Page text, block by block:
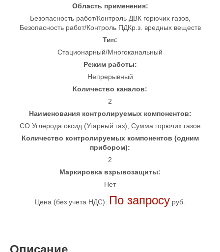
Область применения:
Безопасность работ/Контроль ДВК горючих газов,
Безопасность работ/Контроль ПДКр.з. вредных веществ
Тип:
Стационарный/Многоканальный
Режим работы:
Непрерывный
Количество каналов:
2
Наименования контролируемых компонентов:
CO Углерода оксид (Угарный газ), Сумма горючих газов
Количество контролируемых компонентов (одним
прибором):
2
Маркировка взрывозащиты:
Нет
Цена (без учета НДС): По запросу руб.
Описание